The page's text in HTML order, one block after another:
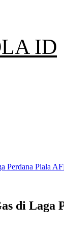
ID
Perdana Piala
di Laga